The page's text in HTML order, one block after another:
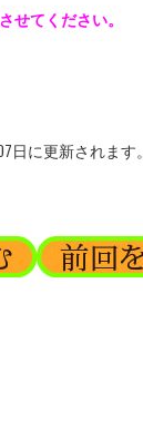
せてください。
日に更新されます。